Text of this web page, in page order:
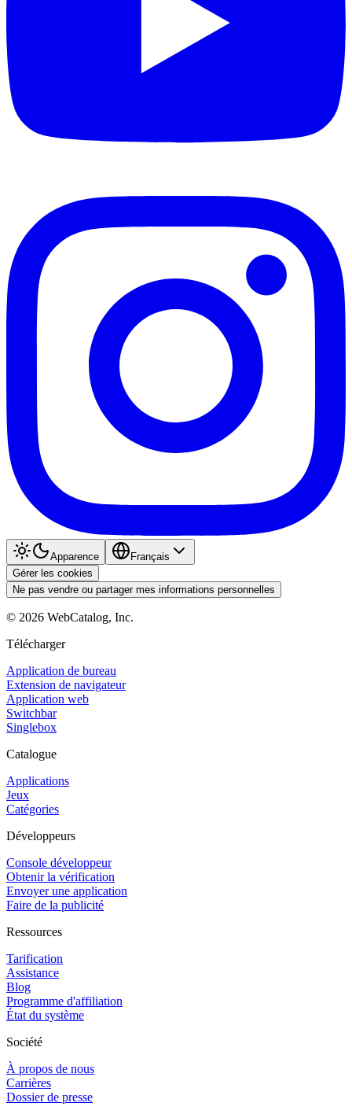
Apparence
Français
Gérer les cookies
Ne pas vendre ou partager mes informations personnelles
© 2026 WebCatalog, Inc.
Télécharger
Application de bureau
Extension de navigateur
Application web
Switchbar
Singlebox
Catalogue
Applications
Jeux
Catégories
Développeurs
Console développeur
Obtenir la vérification
Envoyer une application
Faire de la publicité
Ressources
Tarification
Assistance
Blog
Programme d'affiliation
État du système
Société
À propos de nous
Carrières
Dossier de presse